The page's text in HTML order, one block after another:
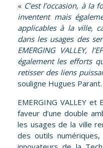
« C’est l’occasion, à la
inventent mais
applicables à la ville,
dans les usages des
EMERGING VALLEY, l’
également les efforts
retisser des liens
souligne Hugues Parant.
EMERGING VALLEY
faveur d’une double
les usages de la ville
des outils